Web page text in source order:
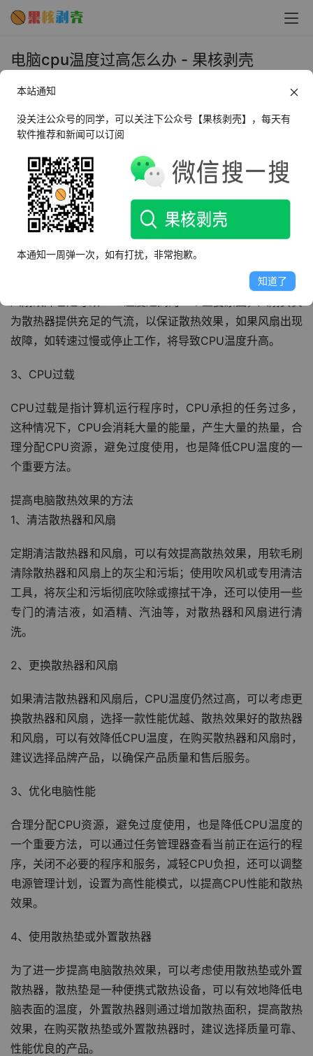
电脑cpu温度过高怎么办 - 果核剥壳
2024年1月19日 上午10:30
1、散热不良
散热不良是导致CPU温度过高的主要原因，长时间高负荷运
行，CPU会产生大量的热量，如果散热系统无法及时散热，
就会导致CPU温度过高，散热器上的灰尘和污垢也会影响散
热效果。
为散热器提供充足的气流，以保证散热效果，如果风扇出现
故障，如转速过慢或停止工作，将导致CPU温度升高。
3、CPU过载
CPU过载是指计算机运行程序时，CPU承担的任务过多，
这种情况下，CPU会消耗大量的能量，产生大量的热量，合
理分配CPU资源，避免过度使用，也是降低CPU温度的一
个重要方法。
提高电脑散热效果的方法
1、清洁散热器和风扇
定期清洁散热器和风扇，可以有效提高散热效果，用软毛刷
清除散热器和风扇上的灰尘和污垢；使用吹风机或专用清洁
工具，将灰尘和污垢彻底吹除或擦拭干净，还可以使用一些
专门的清洁液，如酒精、汽油等，对散热器和风扇进行清
洗。
2、更换散热器和风扇
如果清洁散热器和风扇后，CPU温度仍然过高，可以考虑更
换散热器和风扇，选择一款性能优越、散热效果好的散热器
和风扇，可以有效降低CPU温度，在购买散热器和风扇时，
建议选择品牌产品，以确保产品质量和售后服务。
3、优化电脑性能
合理分配CPU资源，避免过度使用，也是降低CPU温度的
一个重要方法，可以通过任务管理器查看当前正在运行的程
序，关闭不必要的程序和服务，减轻CPU负担，还可以调整
电源管理计划，设置为高性能模式，以提高CPU性能和散热
效果。
4、使用散热垫或外置散热器
为了进一步提高电脑散热效果，可以考虑使用散热垫或外置
散热器，散热垫是一种便携式散热设备，可以有效地降低电
脑表面的温度，外置散热器则通过增加散热面积，提高散热
效果，在购买散热垫或外置散热器时，建议选择质量可靠、
性能优良的产品。
本站通知
没关注公众号的同学，可以关注下公众号【果核剥壳】，每天有
软件推荐和新闻可以订阅
本通知一周弹一次，如有打扰，非常抱歉。
知道了